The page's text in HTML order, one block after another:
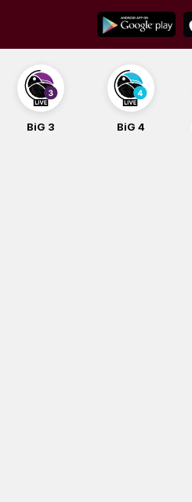
content
BiG 3 BiG 4